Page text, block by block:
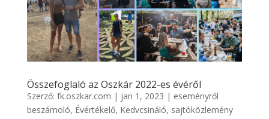
Összefoglaló az Oszkár 2022-es évéről
Szerző: fk.oszkar.com | jan 1, 2023 | eseményről
beszámoló, Évértékelő, Kedvcsináló, sajtóközlemény